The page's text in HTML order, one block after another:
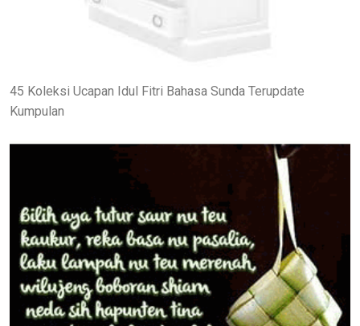
45 Koleksi Ucapan Idul Fitri Bahasa Sunda Terupdate
Kumpulan